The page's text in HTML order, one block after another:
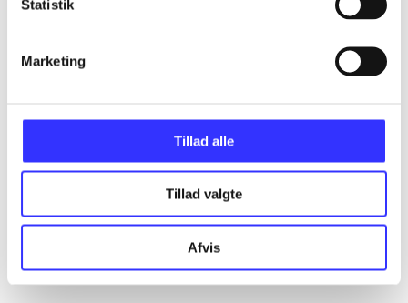
Statistik
Marketing
Tillad alle
Tillad valgte
Afvis
...
...
...